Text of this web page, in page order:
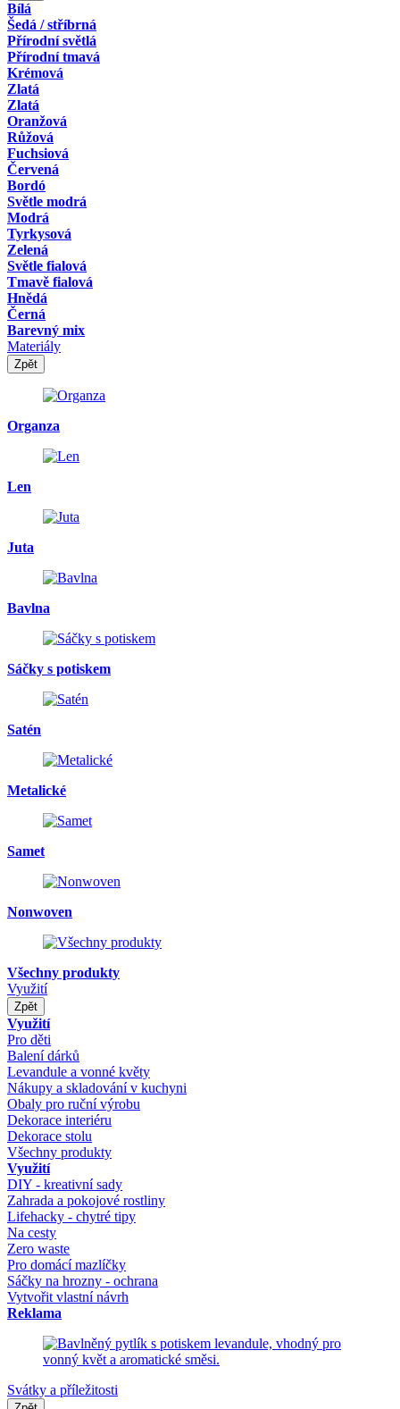
Bílá
Šedá / stříbrná
Přírodní světlá
Přírodní tmavá
Krémová
Zlatá
Zlatá
Oranžová
Růžová
Fuchsiová
Červená
Bordó
Světle modrá
Modrá
Tyrkysová
Zelená
Světle fialová
Tmavě fialová
Hnědá
Černá
Barevný mix
Materiály
Zpět
Organza
Len
Juta
Bavlna
Sáčky s potiskem
Satén
Metalické
Samet
Nonwoven
Všechny produkty
Využití
Zpět
Využití
Pro děti
Balení dárků
Levandule a vonné květy
Nákupy a skladování v kuchyni
Obaly pro ruční výrobu
Dekorace interiéru
Dekorace stolu
Všechny produkty
Využití
DIY - kreativní sady
Zahrada a pokojové rostliny
Lifehacky - chytré tipy
Na cesty
Zero waste
Pro domácí mazlíčky
Sáčky na hrozny - ochrana
Vytvořit vlastní návrh
Reklama
Svátky a příležitosti